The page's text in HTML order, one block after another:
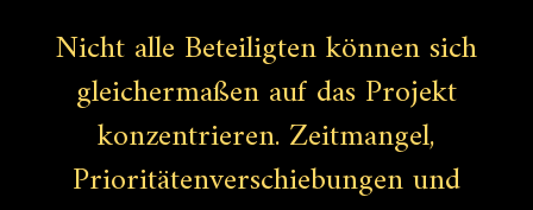
Nicht alle Beteiligten können sich
gleichermaßen auf das Projekt
konzentrieren. Zeitmangel,
Prioritätenverschiebungen und